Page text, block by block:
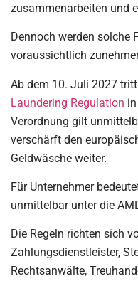
zusammenarbeiten und
Dennoch werden solche
voraussichtlich
Ab dem 10. Juli 2027
Laundering Regulation
Verordnung gilt
verschärft den
Geldwäsche weiter.
Für Unternehmer
unmittelbar unter die
Die Regeln richten sich
Zahlungsdienstleister,
Rechtsanwälte,